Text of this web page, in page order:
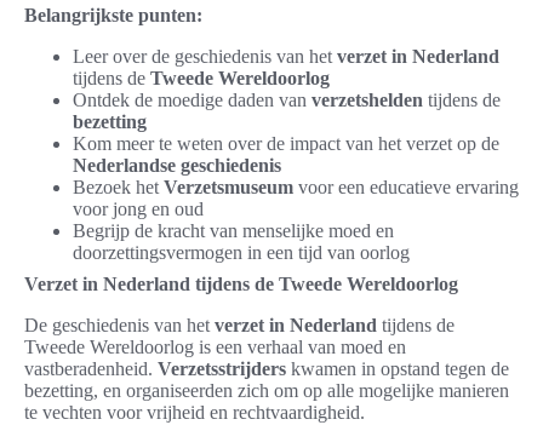
Belangrijkste punten:
Leer over de geschiedenis van het verzet in Nederland
tijdens de Tweede Wereldoorlog
Ontdek de moedige daden van verzetshelden tijdens de
bezetting
Kom meer te weten over de impact van het verzet op de
Nederlandse geschiedenis
Bezoek het Verzetsmuseum voor een educatieve ervaring
voor jong en oud
Begrijp de kracht van menselijke moed en
doorzettingsvermogen in een tijd van oorlog
Verzet in Nederland tijdens de Tweede Wereldoorlog
De geschiedenis van het verzet in Nederland tijdens de
Tweede Wereldoorlog is een verhaal van moed en
vastberadenheid. Verzetsstrijders kwamen in opstand tegen de
bezetting, en organiseerden zich om op alle mogelijke manieren
te vechten voor vrijheid en rechtvaardigheid.